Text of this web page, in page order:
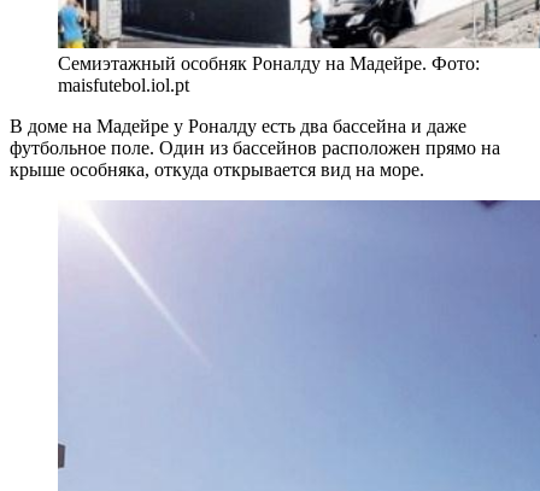
Семиэтажный особняк Роналду на Мадейре. Фото:
maisfutebol.iol.pt
В доме на Мадейре у Роналду есть два бассейна и даже
футбольное поле. Один из бассейнов расположен прямо на
крыше особняка, откуда открывается вид на море.